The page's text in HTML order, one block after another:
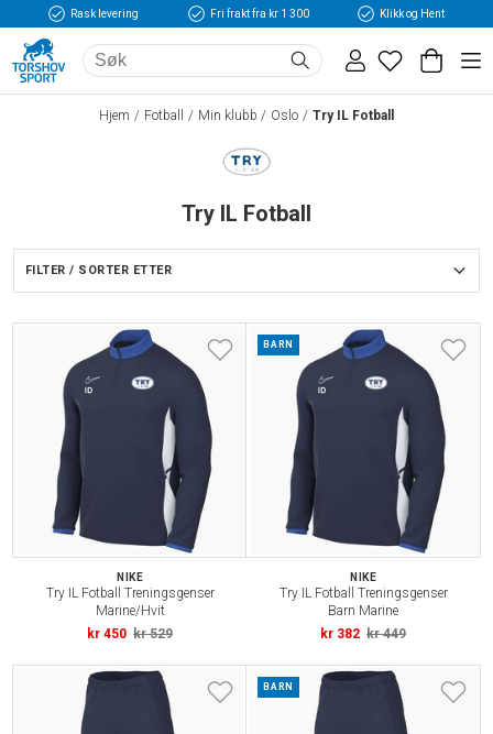
Rask levering Fri frakt fra kr 1 300 Klikk og Hent
Hjem Fotball Min klubb Oslo Try IL Fotball
Try IL Fotball
FILTER / SORTER ETTER
NIKE
Try IL Fotball Treningsgenser
Marine/Hvit
kr 450 kr 529
BARN
NIKE
Try IL Fotball Treningsgenser
Barn Marine
kr 382 kr 449
BARN